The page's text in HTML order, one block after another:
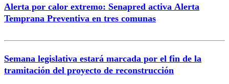
Alerta por calor extremo: Senapred activa Alerta
Temprana Preventiva en tres comunas
Semana legislativa estará marcada por el fin de la
tramitación del proyecto de reconstrucción